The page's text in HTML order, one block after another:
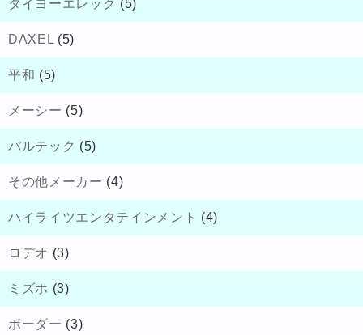
タイヨーエレック (5)
DAXEL (5)
平和 (5)
メーシー (5)
バルテック (5)
その他メーカー (4)
ハイライツエンタテインメント (4)
ロデオ (3)
ミズホ (3)
ボーダー (3)